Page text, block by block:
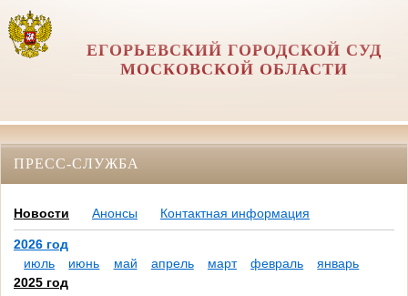
ЕГОРЬЕВСКИЙ ГОРОДСКОЙ СУД
МОСКОВСКОЙ ОБЛАСТИ
ПРЕСС-СЛУЖБА
Новости Анонсы Контактная информация
2026 год
июль
июнь май апрель март февраль
январь
2025 год